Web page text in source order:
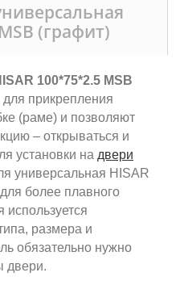
(графит)
100*75*2.5 MSB
прикрепления
(раме) и позволяют
– открываться и
установки на двери
универсальная HISAR
более плавного
размера и
обязательно нужно
двери.